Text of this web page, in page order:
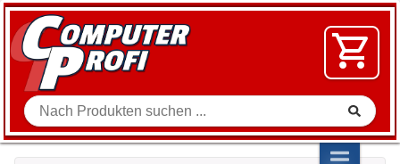
Zum Inhalt springen
Suche
SOFTWARE
VIDEO
SHOP